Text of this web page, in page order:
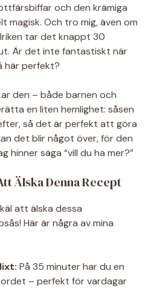
och den krämiga
magisk. Och tro mig, även om
tar det knappt 30
Är det inte fantastiskt när
här perfekt?
den – både barnen och
en liten hemlighet: såsen
så det är perfekt att göra
det blir något över, för den
hinner säga “vill du ha mer?”
Älska Denna Recept
att älska dessa
Här är några av mina
På 35 minuter har du en
– perfekt för vardagar